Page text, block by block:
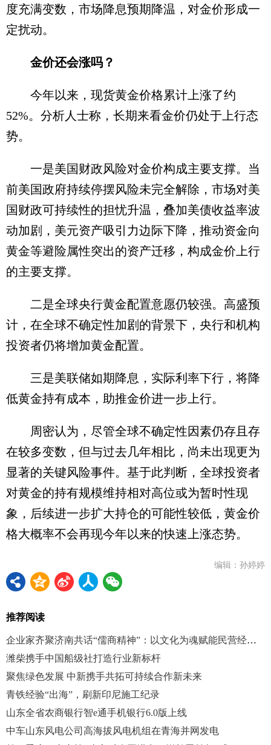
度充满变数，市场降息预期降温，对金价形成一
定扰动。
金价还会涨吗？
今年以来，现货黄金价格累计上涨了约
52%。分析人士称，长期来看金价仍处于上行态
势。
一是美国财政风险对金价构成主要支撑。当
前美国政府持续停摆风险未完全解除，市场对美
国财政可持续性的担忧升温，叠加美债收益率波
动加剧，美元资产吸引力边际下降，推动资金向
黄金等避险属性突出的资产迁移，构成金价上行
的主要支撑。
二是全球央行黄金配置意愿仍较强。高盛预
计，在全球不确定性加剧的背景下，央行和机构
投资者仍将增加黄金配置。
三是美联储如期降息，实际利率下行，将降
低黄金持有成本，助推金价进一步上行。
周密认为，尽管全球不确定性因素仍存且存
在较多变数，但与过去几年相比，尚未出现更为
显著的关键风险事件。基于此判断，全球投资者
对黄金的持有规模维持相对高位或为暂时性现
象，后续进一步扩大持仓的可能性较低，黄金价
格大概率不会再现今年以来的快速上涨态势。
编辑：孙婷婷
推荐阅读
企业家齐聚济南共话“儒商精神”：以文化为魂赋能民营经济发展
潍柴携手中国船级社打造行业新标杆
聚焦绿色发展 中新携手共拓可持续合作新未来
青铁经验“出海”，刷新印尼施工纪录
山东全省农商银行智e通手机银行6.0版上线
中车山东风电公司高海拔风电机组在青海并网发电